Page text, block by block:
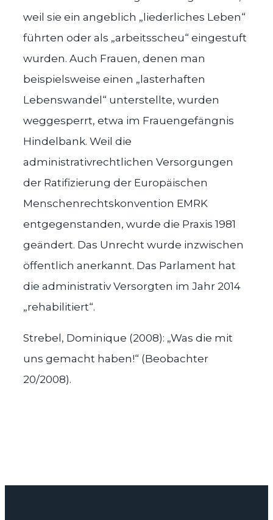
weil sie ein angeblich „liederliches Leben“
führten oder als „arbeitsscheu“ eingestuft
wurden. Auch Frauen, denen man
beispielsweise einen „lasterhaften
Lebenswandel“ unterstellte, wurden
weggesperrt, etwa im Frauengefängnis
Hindelbank. Weil die
administrativrechtlichen Versorgungen
der Ratifizierung der Europäischen
Menschenrechtskonvention EMRK
entgegenstanden, wurde die Praxis 1981
geändert. Das Unrecht wurde inzwischen
öffentlich anerkannt. Das Parlament hat
die administrativ Versorgten im Jahr 2014
„rehabilitiert“.
Strebel, Dominique (2008): „Was die mit
uns gemacht haben!“ (Beobachter
20/2008).